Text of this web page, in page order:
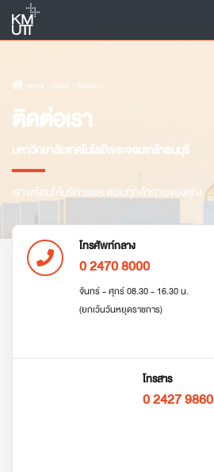
Home › About › ติดต่อเรา
ติดต่อเรา
มหาวิทยาลัยเทคโนโลยีพระจอมเกล้าธนบุรี
เราพร้อมให้บริการและตอบทุกคำถามของคุณ
โทรศัพท์กลาง
0 2470 8000
จันทร์ - ศุกร์ 08.30 - 16.30 น.
(ยกเว้นวันหยุดราชการ)
โทรสาร
0 2427 9860